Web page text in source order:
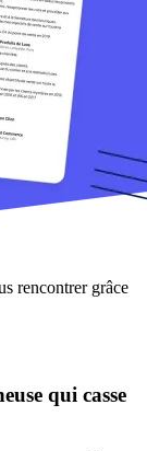
rencontrer grâce
qui casse